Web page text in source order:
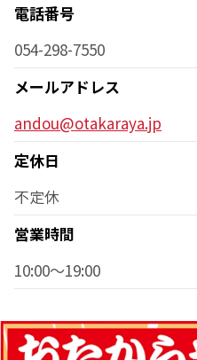
電話番号
054-298-7550
メールアドレス
andou@otakaraya.jp
定休日
不定休
営業時間
10:00～19:00